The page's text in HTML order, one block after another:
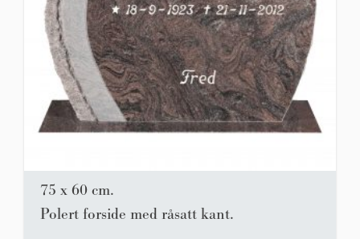
75 x 60 cm.
Polert forside med råsatt kant.